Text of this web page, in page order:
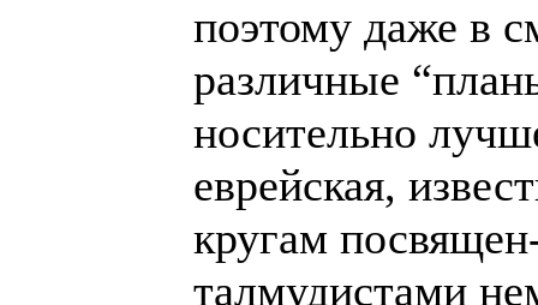
поэтому даже в
различные
носительно
еврейская,
кругам
талмудистами